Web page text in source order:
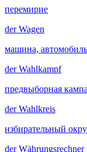
перемирие
derWagen
машина,
derWahlkampf
предвыборная
derWahlkreis
избирательный
derWährungsrechner